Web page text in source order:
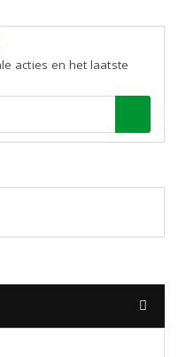
acties en het laatste